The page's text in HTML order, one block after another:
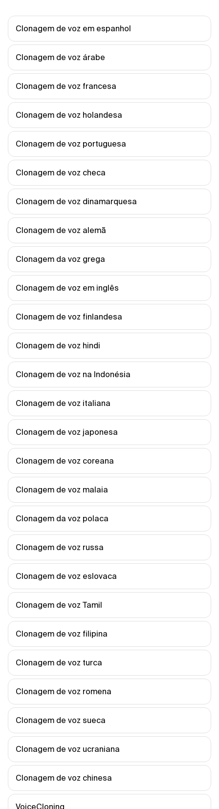
Clonagem de voz em espanhol
Clonagem de voz árabe
Clonagem de voz francesa
Clonagem de voz holandesa
Clonagem de voz portuguesa
Clonagem de voz checa
Clonagem de voz dinamarquesa
Clonagem de voz alemã
Clonagem da voz grega
Clonagem de voz em inglês
Clonagem de voz finlandesa
Clonagem de voz hindi
Clonagem de voz na Indonésia
Clonagem de voz italiana
Clonagem de voz japonesa
Clonagem de voz coreana
Clonagem de voz malaia
Clonagem da voz polaca
Clonagem de voz russa
Clonagem de voz eslovaca
Clonagem de voz Tamil
Clonagem de voz filipina
Clonagem de voz turca
Clonagem de voz romena
Clonagem de voz sueca
Clonagem de voz ucraniana
Clonagem de voz chinesa
VoiceCloning